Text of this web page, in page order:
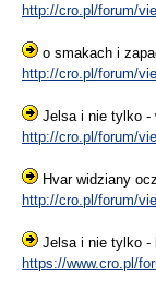
http://cro.pl/forum/
o smakach i
http://cro.pl/forum/
Jelsa i nie tylko -
http://cro.pl/forum/
Hvar widziany
http://cro.pl/forum/
Jelsa i nie tylko -
https://www.cro.pl/